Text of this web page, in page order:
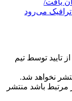
می‌رود
تایید توسط تیم
نخواهد شد.
مرتبط باشد منتشر